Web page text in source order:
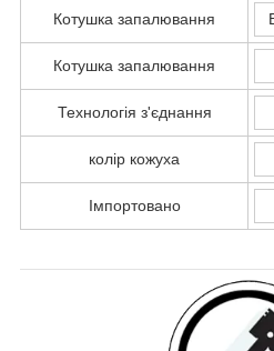
Котушка запалювання
Котушка запалювання
Технологія з'єднання
колір кожуха
Імпортовано